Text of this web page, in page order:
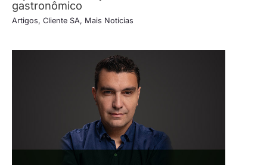
gastronômico
Artigos, Cliente SA, Mais Notícias